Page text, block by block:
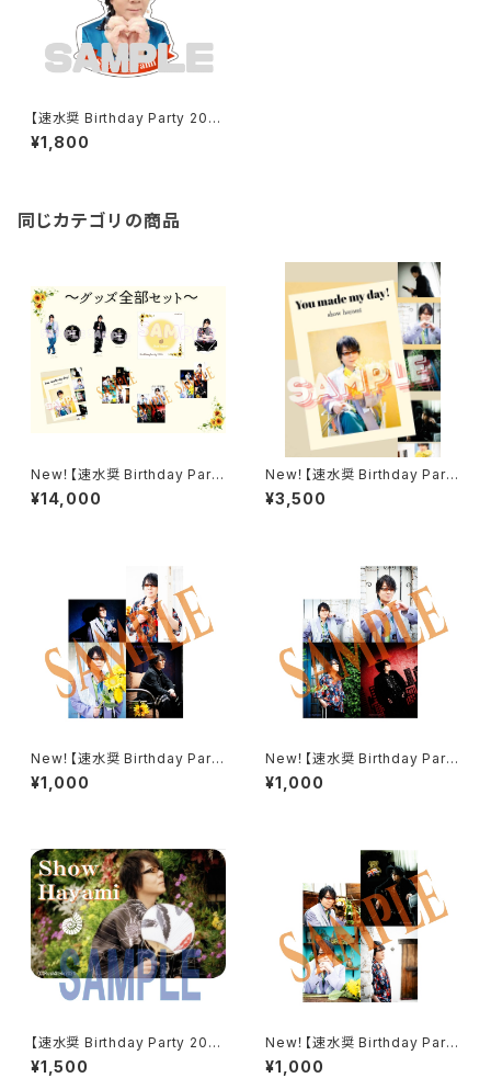
【速水奨 Birthday Party 202
3】アクリルキーホルダーB(らぶ
りー・奨くん)
¥1,800
同じカテゴリの商品
New！【速水奨 Birthday Party
2026】グッズ全部セット《通常通
販》
¥14,000
New！【速水奨 Birthday Party
2026】誕生日記念フォトブック
～You made my day!
¥3,500
New！【速水奨 Birthday Party
2026】ブロマイドCセット
¥1,000
New！【速水奨 Birthday Party
2026】ブロマイドBセット
¥1,000
【速水奨 Birthday Party 202
4】プリントスクエア缶
¥1,500
New！【速水奨 Birthday Party
2026】ブロマイドAセット
¥1,000